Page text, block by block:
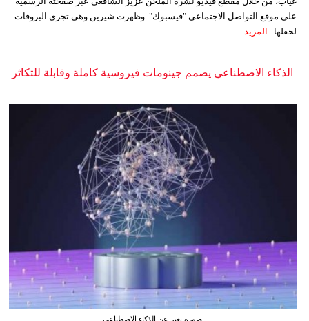
على موقع التواصل الاجتماعي "فيسبوك". وظهرت شيرين وهي تجري البروفات
لحفلها... المزيد
الذكاء الاصطناعي يصمم جينومات فيروسية كاملة وقابلة للتكاثر
صورة تعبر عن الذكاء الاصطناعي